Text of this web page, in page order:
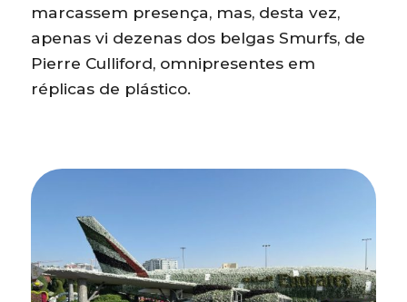
marcassem presença, mas, desta vez,
apenas vi dezenas dos belgas Smurfs, de
Pierre Culliford, omnipresentes em
réplicas de plástico.